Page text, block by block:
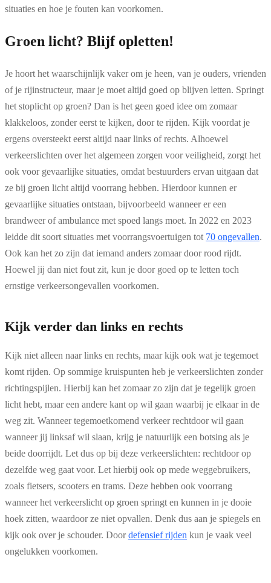
situaties en hoe je fouten kan voorkomen.
Groen licht? Blijf opletten!
Je hoort het waarschijnlijk vaker om je heen, van je ouders, vrienden
of je rijinstructeur, maar je moet altijd goed op blijven letten. Springt
het stoplicht op groen? Dan is het geen goed idee om zomaar
klakkeloos, zonder eerst te kijken, door te rijden. Kijk voordat je
ergens oversteekt eerst altijd naar links of rechts. Alhoewel
verkeerslichten over het algemeen zorgen voor veiligheid, zorgt het
ook voor gevaarlijke situaties, omdat bestuurders ervan uitgaan dat
ze bij groen licht altijd voorrang hebben. Hierdoor kunnen er
gevaarlijke situaties ontstaan, bijvoorbeeld wanneer er een
brandweer of ambulance met spoed langs moet. In 2022 en 2023
leidde dit soort situaties met voorrangsvoertuigen tot 70 ongevallen.
Ook kan het zo zijn dat iemand anders zomaar door rood rijdt.
Hoewel jij dan niet fout zit, kun je door goed op te letten toch
ernstige verkeersongevallen voorkomen.
Kijk verder dan links en rechts
Kijk niet alleen naar links en rechts, maar kijk ook wat je tegemoet
komt rijden. Op sommige kruispunten heb je verkeerslichten zonder
richtingspijlen. Hierbij kan het zomaar zo zijn dat je tegelijk groen
licht hebt, maar een andere kant op wil gaan waarbij je elkaar in de
weg zit. Wanneer tegemoetkomend verkeer rechtdoor wil gaan
wanneer jij linksaf wil slaan, krijg je natuurlijk een botsing als je
beide doorrijdt. Let dus op bij deze verkeerslichten: rechtdoor op
dezelfde weg gaat voor. Let hierbij ook op mede weggebruikers,
zoals fietsers, scooters en trams. Deze hebben ook voorrang
wanneer het verkeerslicht op groen springt en kunnen in je dooie
hoek zitten, waardoor ze niet opvallen. Denk dus aan je spiegels en
kijk ook over je schouder. Doordefensief rijden kun je vaak veel
ongelukken voorkomen.